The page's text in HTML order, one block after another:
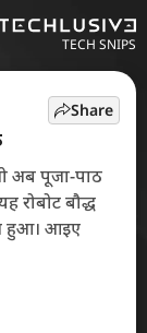
TECH SNIPS
अब पूजा-पाठ
रोबोट बौद्ध
हुआ। आइए
Share